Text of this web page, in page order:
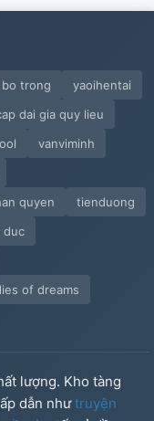
trong
yaoihentai
dai gia quy lieu
vanviminh
quyen
tienduong
duc
of dreams
lượng. Kho tàng
dẫn nhưtruyện